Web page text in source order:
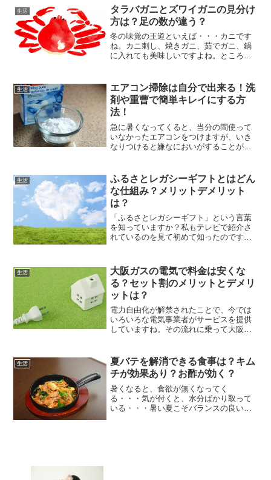
生活
タラバガニとズワイガニの見分け
方は？足の数が違う？
冬の味覚の王道といえば・・・カニです
ね。カニ刺し、焼きガニ、茹でガニ、鍋
に入れても美味しいですよね。ところで
しっかりと見分けることが出来ますか？
毛ガニはわかるけど・・・...
生活
エアコン掃除は自分で出来る！洗
剤や重曹で簡単キレイにする方
法！
急に暑くなってくると、当分の間使って
いなかったエアコンをつけますが、いき
なりつけると嫌なにおいがすることがあ
か？実は嫌なにおいの原因は、エアコン
の中に発生した「カビ」によ...
生活
ふるさとレガシーギフトとはどん
な仕組み？メリットデメリット
は？
「ふるさとレガシーギフト」という言葉
を知っていますか？私もテレビで紹介さ
れているのを見て初めて知ったのです
す。この記事では「ふるさとレガシーギ
フト」とはどんな仕組みなのか...
生活
大阪ガスの電気で料金は安くな
る？セット割のメリットとデメリ
ットは？
電力自由化が解禁されたことで、今では
いろいろな電気事業者がサービスを提供
していますね。その流れに乗って大阪ガ
そのまんまのネーミングですが、関西電
力管内での新電力乗り換え...
生活
夏バテを解消できる食事は？キム
チが効果あり？お酢が効く？
暑くなると、食欲が無くなってく
る・・・気が付くと、水分ばかり取って
いる・・・暑い夏こそバランスの良い食